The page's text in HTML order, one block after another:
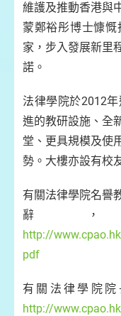
維護及推動香港與
蒙鄭裕彤博士慷
家，步入發展新里
諾。
法律學院於2012
進的教研設施、全
堂、更具規模及使
勢。大樓亦設有校
有關法律學院名譽
辭
http://
pdf
有關法律學院
http://